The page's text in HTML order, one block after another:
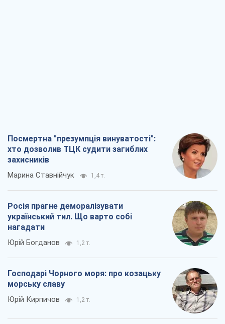
Посмертна "презумпція винуватості":
хто дозволив ТЦК судити загиблих
захисників
Марина Ставнійчук 1,4 т.
Росія прагне деморалізувати
український тил. Що варто собі
нагадати
Юрій Богданов 1,2 т.
Господарі Чорного моря: про козацьку
морську славу
Юрій Кирпичов 1,2 т.